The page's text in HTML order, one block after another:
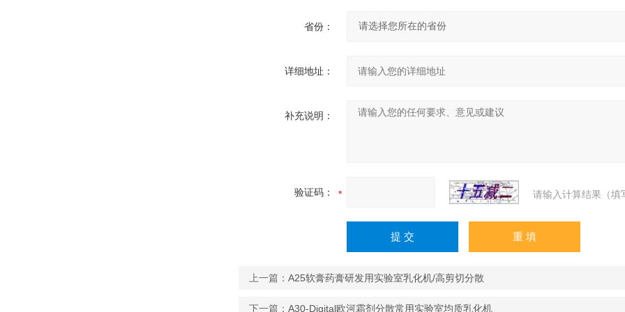
省份：
详细地址：
补充说明：
验证码： 请输入计算结果（填
上一篇： A25软膏药膏研发用实验室乳化机/高剪切分散
下一篇： A30-Digital欧河霜剂分散常用实验室均质乳化机